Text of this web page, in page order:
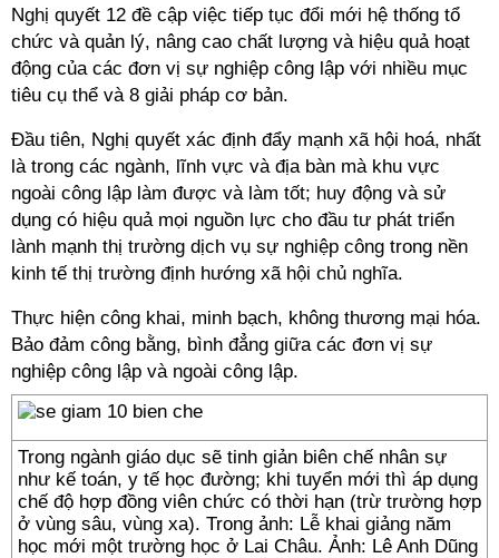
Nghị quyết 12 đề cập việc tiếp tục đổi mới hệ thống tổ
chức và quản lý, nâng cao chất lượng và hiệu quả hoạt
động của các đơn vị sự nghiệp công lập với nhiều mục
tiêu cụ thể và 8 giải pháp cơ bản.
Đầu tiên, Nghị quyết xác định đẩy mạnh xã hội hoá, nhất
là trong các ngành, lĩnh vực và địa bàn mà khu vực
ngoài công lập làm được và làm tốt; huy động và sử
dụng có hiệu quả mọi nguồn lực cho đầu tư phát triển
lành mạnh thị trường dịch vụ sự nghiệp công trong nền
kinh tế thị trường định hướng xã hội chủ nghĩa.
Thực hiện công khai, minh bạch, không thương mại hóa.
Bảo đảm công bằng, bình đẳng giữa các đơn vị sự
nghiệp công lập và ngoài công lập.
Trong ngành giáo dục sẽ tinh giản biên chế nhân sự
như kế toán, y tế học đường; khi tuyển mới thì áp dụng
chế độ hợp đồng viên chức có thời hạn (trừ trường hợp
ở vùng sâu, vùng xa). Trong ảnh: Lễ khai giảng năm
học mới một trường học ở Lai Châu. Ảnh: Lê Anh Dũng